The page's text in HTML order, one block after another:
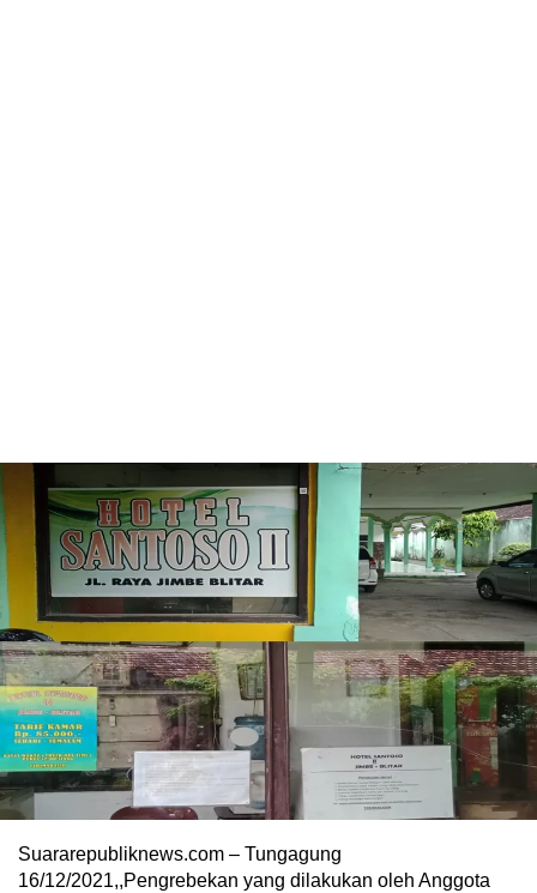
Suararepubliknews.com – Tungagung
16/12/2021,,Pengrebekan yang dilakukan oleh Anggota